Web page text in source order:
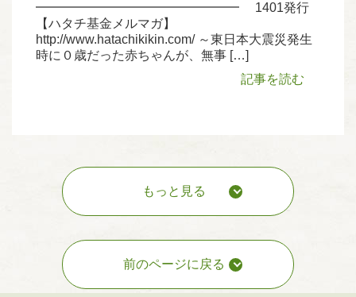
━━━━━━━━━━━━━━━━ 1401発行
【ハタチ基金メルマガ】
http://www.hatachikikin.com/ ～東日本大震災発生
時に０歳だった赤ちゃんが、無事 […]
記事を読む
もっと見る
前のページに戻る